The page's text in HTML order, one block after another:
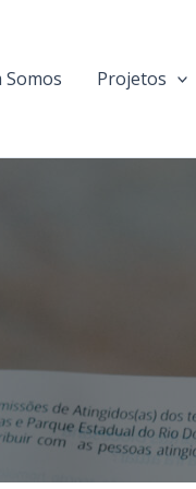
Somos Projetos